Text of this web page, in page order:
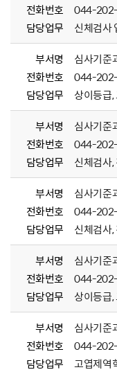
전화번호
044-
담당업무
신체검사
부서명
심사기준
전화번호
044-
담당업무
상이등급
부서명
심사기준
전화번호
044-
담당업무
신체검사,
부서명
심사기준
전화번호
044-
담당업무
신체검사,
부서명
심사기준
전화번호
044-
담당업무
상이등급,
부서명
심사기준
전화번호
044-
담당업무
고엽제역